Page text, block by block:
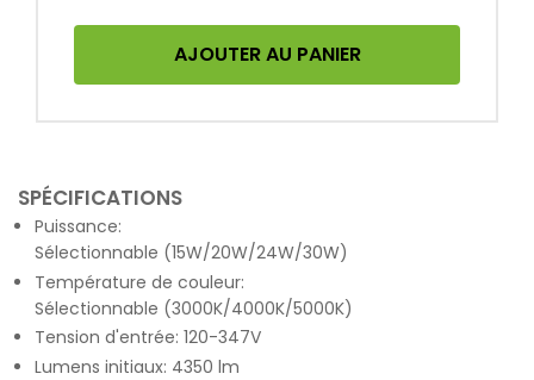
AJOUTER AU PANIER
SPÉCIFICATIONS
Puissance:
Sélectionnable (15W/20W/24W/30W)
Température de couleur:
Sélectionnable (3000K/4000K/5000K)
Tension d'entrée: 120-347V
Lumens initiaux: 4350 lm